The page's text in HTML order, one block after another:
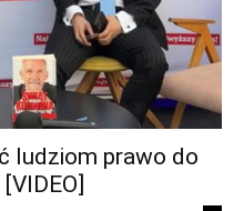
ludziom prawo do